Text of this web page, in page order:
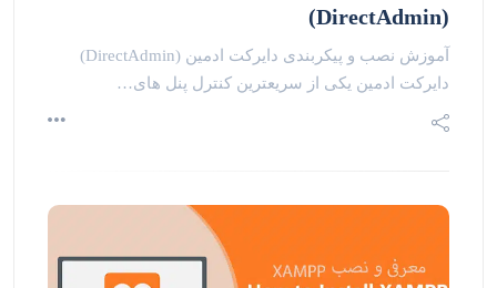
آموزش نصب و پیکربندی دایرکت ادمین (DirectAdmin)
دایرکت ادمین یکی از سریعترین کنترل پنل های…